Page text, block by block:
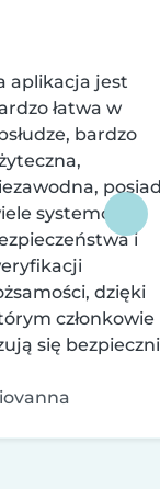
aplikacja jest
łatwa w
bardzo
systemów
i
dzięki
członkowie
się